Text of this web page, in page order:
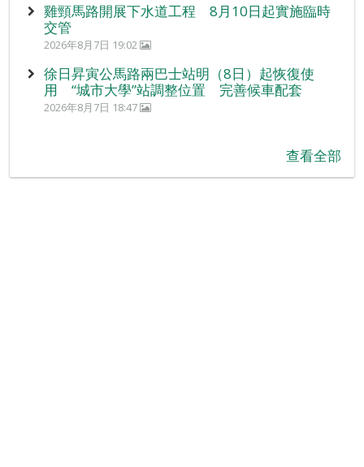
雞頸馬路開展下水道工程 8月10日起實施臨時
交管
2026年8月7日 19:02
徐日昇寅公馬路兩巴士站明（8日）起恢復使
用 “城市大學”站調整位置 完善候車配套
2026年8月7日 18:47
查看全部